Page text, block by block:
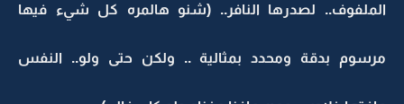
الملفوف.. لصدرها النافر.. (شنو هالمره كل شيء فيها
مرسوم بدقة ومحدد بمثالية .. ولكن حتى ولو.. النفس